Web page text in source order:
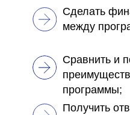
Сравнить и
программы;
Получить
Сделать
между